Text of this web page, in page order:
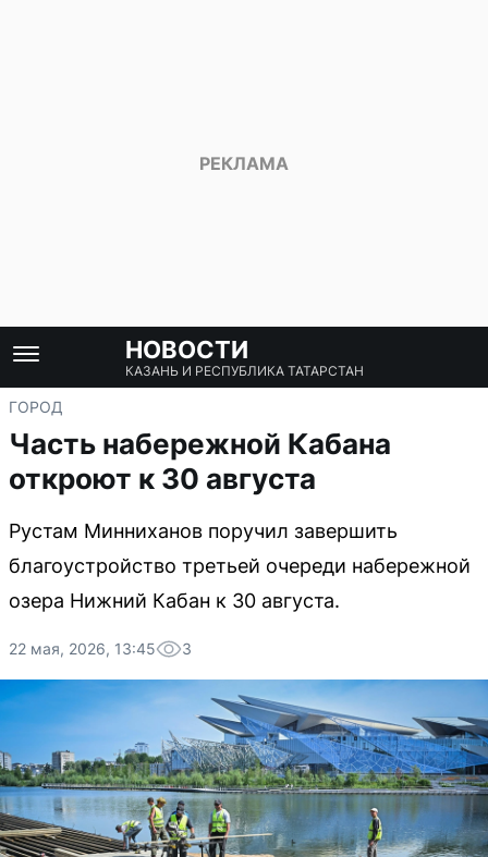
НОВОСТИ
КАЗАНЬ И РЕСПУБЛИКА ТАТАРСТАН
ГОРОД
Часть набережной Кабана
откроют к 30 августа
Рустам Минниханов поручил завершить
благоустройство третьей очереди набережной
озера Нижний Кабан к 30 августа.
22 мая, 2026, 13:45 3